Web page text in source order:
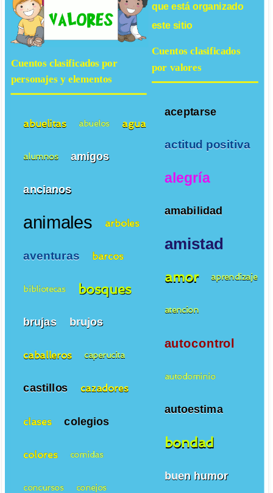
que está organizado
este sitio
Cuentos clasificados
por valores
aceptarse
actitud positiva
alegría
amabilidad
amistad
amor aprendizaje
atencion
autocontrol
autodominio
autoestima
bondad
buen humor
Cuentos clasificados por
personajes y elementos
abuelitas abuelos agua
alumnos amigos
ancianos
animales arboles
aventuras barcos
bibliotecas bosques
brujas brujos
caballeros caperucita
castillos cazadores
clases colegios
colores comidas
concursos conejos